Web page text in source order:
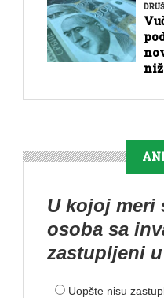
U kojoj meri
osoba sa
zastupljeni
Uopšte nisu